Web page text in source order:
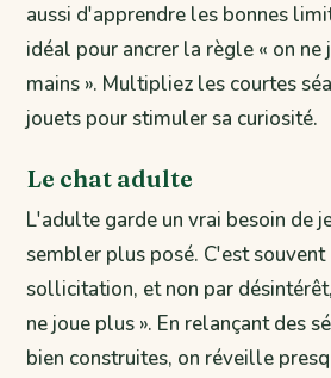
aussi d'apprendre les bonnes
idéal pour ancrer la règle « on ne
mains ». Multipliez les courtes
jouets pour stimuler sa curiosité.
Le chat adulte
L'adulte garde un vrai besoin de
sembler plus posé. C'est souvent
sollicitation, et non par
ne joue plus ». En relançant des
bien construites, on réveille